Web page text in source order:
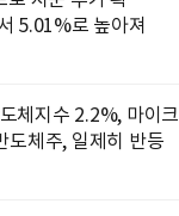
5.01%로 높아져
체지수 2.2%, 마이크
도체주, 일제히 반등